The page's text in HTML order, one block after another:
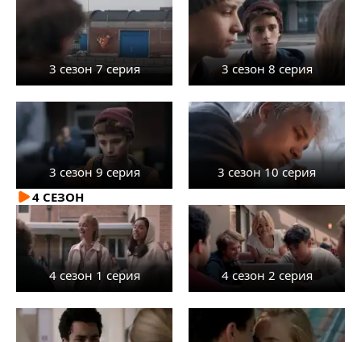
3 сезон 7 серия 3 сезон 8 серия
3 сезон 9 серия
3 сезон 10 серия
4 СЕЗОН
4 сезон 1 серия 4 сезон 2 серия